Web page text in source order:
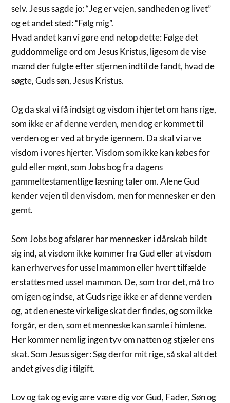
selv. Jesus sagde jo: “Jeg er vejen, sandheden og livet”
og et andet sted: “Følg mig”.
Hvad andet kan vi gøre end netop dette: Følge det
guddommelige ord om Jesus Kristus, ligesom de vise
mænd der fulgte efter stjernen indtil de fandt, hvad de
søgte, Guds søn, Jesus Kristus.
Og da skal vi få indsigt og visdom i hjertet om hans rige,
som ikke er af denne verden, men dog er kommet til
verden og er ved at bryde igennem. Da skal vi arve
visdom i vores hjerter. Visdom som ikke kan købes for
guld eller mønt, som Jobs bog fra dagens
gammeltestamentlige læsning taler om. Alene Gud
kender vejen til den visdom, men for mennesker er den
gemt.
Som Jobs bog afslører har mennesker i dårskab bildt
sig ind, at visdom ikke kommer fra Gud eller at visdom
kan erhverves for ussel mammon eller hvert tilfælde
erstattes med ussel mammon. De, som tror det, må tro
om igen og indse, at Guds rige ikke er af denne verden
og, at den eneste virkelige skat der findes, og som ikke
forgår, er den, som et menneske kan samle i himlene.
Her kommer nemlig ingen tyv om natten og stjæler ens
skat. Som Jesus siger: Søg derfor mit rige, så skal alt det
andet gives dig i tilgift.
Lov og tak og evig ære være dig vor Gud, Fader, Søn og